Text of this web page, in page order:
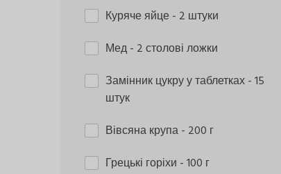
Куряче яйце- 2 штуки
Мед- 2 столові ложки
Замінник цукру у таблетках- 15
штук
Вівсяна крупа- 200 г
Грецькі горіхи - 100 г